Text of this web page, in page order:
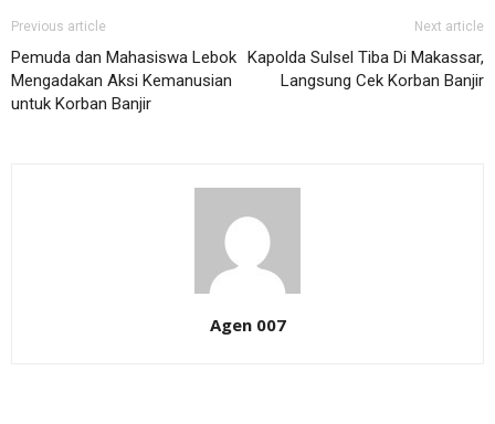
Previous article
Pemuda dan Mahasiswa Lebok
Mengadakan Aksi Kemanusian
untuk Korban Banjir
Next article
Kapolda Sulsel Tiba Di Makassar,
Langsung Cek Korban Banjir
Agen 007